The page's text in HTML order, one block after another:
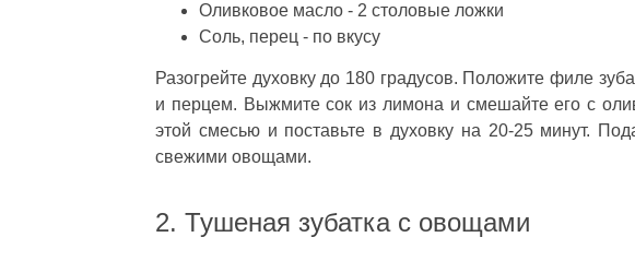
Оливковое масло - 2 столовые ложки
Соль, перец - по вкусу
Разогрейте духовку до 180 градусов. Положите филе
и перцем. Выжмите сок из лимона и смешайте его с
этой смесью и поставьте в духовку на 20-25 минут.
свежими овощами.
2. Тушеная зубатка с овощами